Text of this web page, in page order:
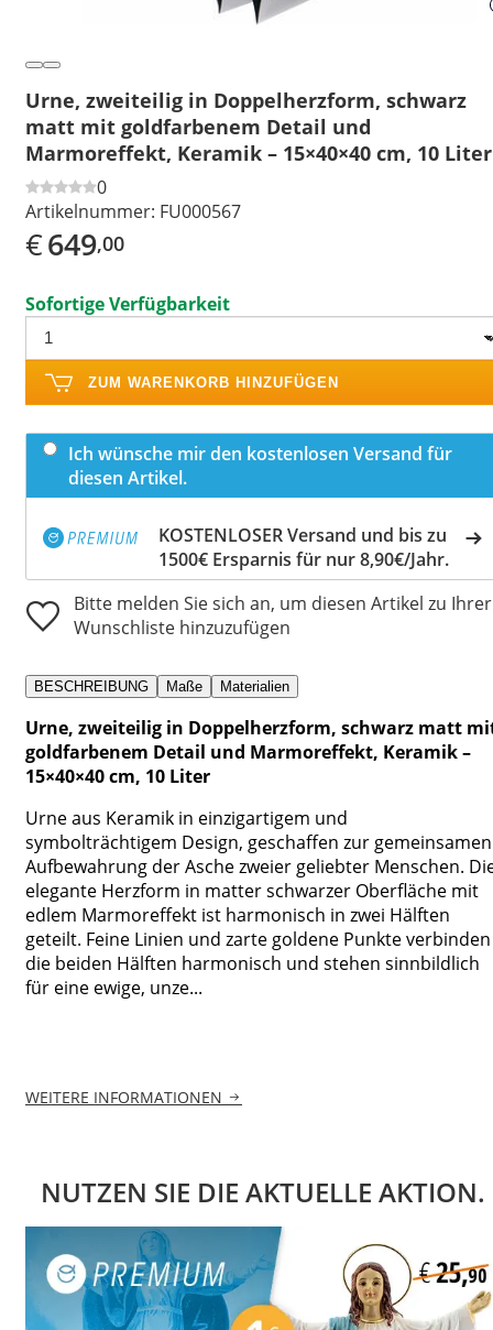
Urne, zweiteilig in Doppelherzform, schwarz
matt mit goldfarbenem Detail und
Marmoreffekt, Keramik – 15×40×40 cm, 10 Liter
0
Artikelnummer: FU000567
€649,00
Sofortige Verfügbarkeit
ZUM WARENKORB HINZUFÜGEN
Ich wünsche mir den kostenlosen Versand für
diesen Artikel.
KOSTENLOSER Versand und bis zu
1500€ Ersparnis für nur 8,90€/Jahr.
Bitte melden Sie sich an, um diesen Artikel zu Ihrer
Wunschliste hinzuzufügen
BESCHREIBUNG Maße Materialien
Urne, zweiteilig in Doppelherzform, schwarz matt
goldfarbenem Detail und Marmoreffekt, Keramik –
15×40×40 cm, 10 Liter
Urne aus Keramik in einzigartigem und
symbolträchtigem Design, geschaffen zur gemeinsamen
Aufbewahrung der Asche zweier geliebter Menschen.
elegante Herzform in matter schwarzer Oberfläche mit
edlem Marmoreffekt ist harmonisch in zwei Hälften
geteilt. Feine Linien und zarte goldene Punkte verbinden
die beiden Hälften harmonisch und stehen sinnbildlich
für eine ewige, unze...
WEITERE INFORMATIONEN
NUTZEN SIE DIE AKTUELLE AKTION.